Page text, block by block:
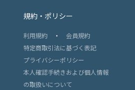
規約・ポリシー
利用規約 ・ 会員規約
特定商取引法に基づく表記
プライバシーポリシー
本人確認手続きおよび個人情報
の取扱いについて